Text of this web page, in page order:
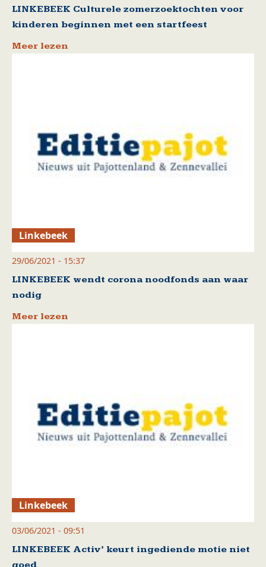
LINKEBEEK Culturele zomerzoektochten voor
kinderen beginnen met een startfeest
Meer lezen
Linkebeek
29/06/2021 - 15:37
LINKEBEEK wendt corona noodfonds aan waar
nodig
Meer lezen
Linkebeek
03/06/2021 - 09:51
LINKEBEEK Activ’ keurt ingediende motie niet